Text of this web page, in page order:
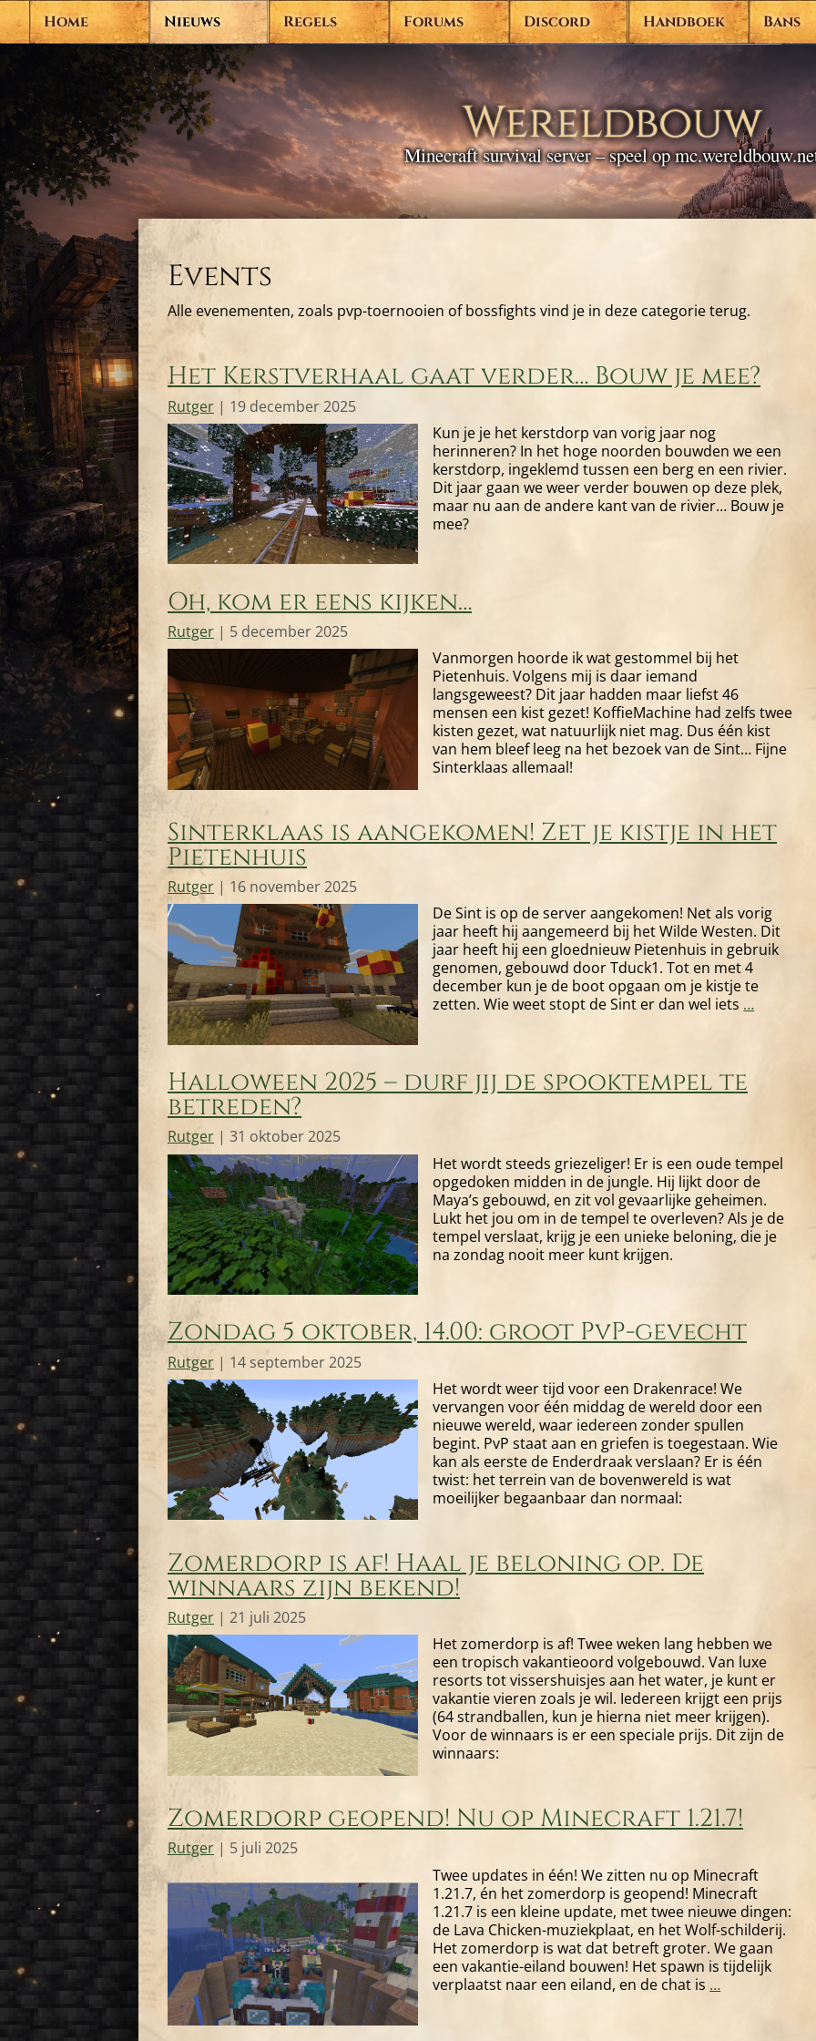
Home Nieuws Regels Forums Discord Handboek Bans
Wereldbouw
Minecraft survival server – speel op
Events
Alle evenementen, zoals pvp-toernooien of bossfights vind je in deze categorie terug.
Het Kerstverhaal gaat verder… Bouw je mee?
Rutger | 19 december 2025
Kun je je het kerstdorp van vorig jaar nog
herinneren? In het hoge noorden bouwden we een
kerstdorp, ingeklemd tussen een berg en een rivier.
Dit jaar gaan we weer verder bouwen op deze plek,
maar nu aan de andere kant van de rivier… Bouw je
mee?
Oh, kom er eens kijken…
Rutger | 5 december 2025
Vanmorgen hoorde ik wat gestommel bij het
Pietenhuis. Volgens mij is daar iemand
langsgeweest? Dit jaar hadden maar liefst 46
mensen een kist gezet! KoffieMachine had zelfs twee
kisten gezet, wat natuurlijk niet mag. Dus één kist
van hem bleef leeg na het bezoek van de Sint… Fijne
Sinterklaas allemaal!
Sinterklaas is aangekomen! Zet je kistje in het
Pietenhuis
Rutger | 16 november 2025
De Sint is op de server aangekomen! Net als vorig
jaar heeft hij aangemeerd bij het Wilde Westen. Dit
jaar heeft hij een gloednieuw Pietenhuis in gebruik
genomen, gebouwd door Tduck1. Tot en met 4
december kun je de boot opgaan om je kistje te
zetten. Wie weet stopt de Sint er dan wel iets …
Halloween 2025 – durf jij de spooktempel te
betreden?
Rutger | 31 oktober 2025
Het wordt steeds griezeliger! Er is een oude tempel
opgedoken midden in de jungle. Hij lijkt door de
Maya’s gebouwd, en zit vol gevaarlijke geheimen.
Lukt het jou om in de tempel te overleven? Als je de
tempel verslaat, krijg je een unieke beloning, die je
na zondag nooit meer kunt krijgen.
Zondag 5 oktober, 14.00: groot PvP-gevecht
Rutger | 14 september 2025
Het wordt weer tijd voor een Drakenrace! We
vervangen voor één middag de wereld door een
nieuwe wereld, waar iedereen zonder spullen
begint. PvP staat aan en griefen is toegestaan. Wie
kan als eerste de Enderdraak verslaan? Er is één
twist: het terrein van de bovenwereld is wat
moeilijker begaanbaar dan normaal:
Zomerdorp is af! Haal je beloning op. De
winnaars zijn bekend!
Rutger | 21 juli 2025
Het zomerdorp is af! Twee weken lang hebben we
een tropisch vakantieoord volgebouwd. Van luxe
resorts tot vissershuisjes aan het water, je kunt er
vakantie vieren zoals je wil. Iedereen krijgt een prijs
(64 strandballen, kun je hierna niet meer krijgen).
Voor de winnaars is er een speciale prijs. Dit zijn de
winnaars:
Zomerdorp geopend! Nu op Minecraft 1.21.7!
Rutger | 5 juli 2025
Twee updates in één! We zitten nu op Minecraft
1.21.7, én het zomerdorp is geopend! Minecraft
1.21.7 is een kleine update, met twee nieuwe dingen:
de Lava Chicken-muziekplaat, en het Wolf-schilderij.
Het zomerdorp is wat dat betreft groter. We gaan
een vakantie-eiland bouwen! Het spawn is tijdelijk
verplaatst naar een eiland, en de chat is …Zomerdorp